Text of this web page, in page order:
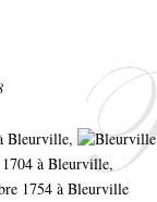
Bleurville,
1704 à Bleurville,
1754 à Bleurville